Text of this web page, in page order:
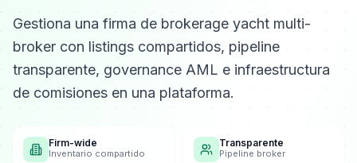
Gestiona una firma de brokerage yacht multi-
broker con listings compartidos, pipeline
transparente, governance AML e infraestructura
de comisiones en una plataforma.
Firm-wide
Inventario compartido
Transparente
Pipeline broker